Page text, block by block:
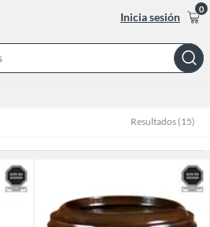
Inicia sesión
0
Bar
Resultados (15)